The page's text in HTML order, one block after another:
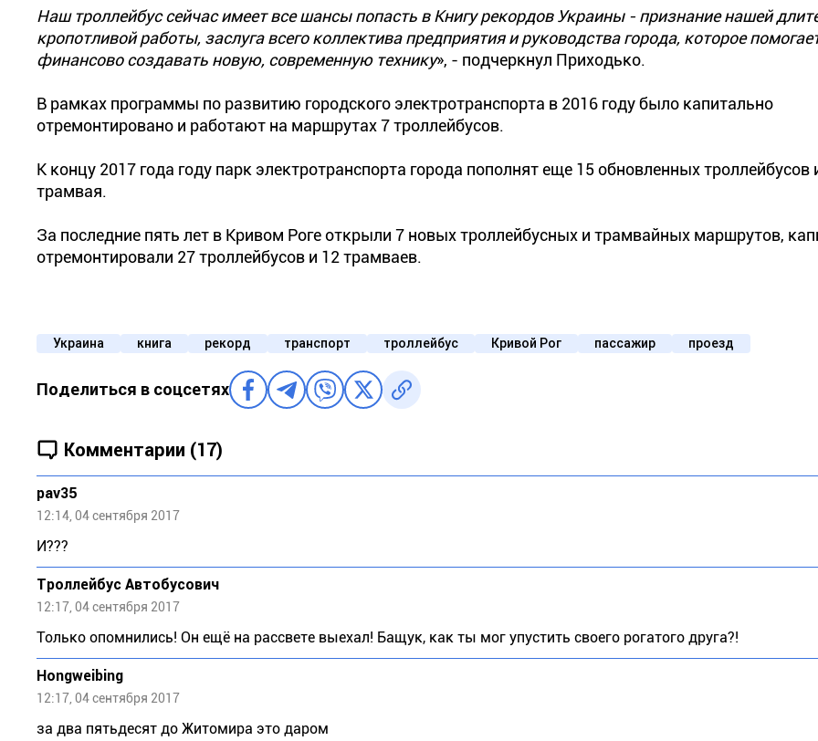
Наш троллейбус сейчас имеет все шансы попасть в Книгу рекордов Украины - признание нашей
кропотливой работы, заслуга всего коллектива предприятия и руководства города, которое
финансово создавать новую, современную технику», - подчеркнул Приходько.
В рамках программы по развитию городского электротранспорта в 2016 году было капитально
отремонтировано и работают на маршрутах 7 троллейбусов.
К концу 2017 года году парк электротранспорта города пополнят еще 15 обновленных троллейбусов
трамвая.
За последние пять лет в Кривом Роге открыли 7 новых троллейбусных и трамвайных маршрутов,
отремонтировали 27 троллейбусов и 12 трамваев.
Украина книга рекорд транспорт троллейбус Кривой Рог пассажир проезд
Поделиться в соцсетях
Комментарии (17)
pav35
12:14, 04 сентября 2017
И???
Троллейбус Автобусович
12:17, 04 сентября 2017
Только опомнились! Он ещё на рассвете выехал! Бащук, как ты мог упустить своего рогатого друга?!
Hongweibing
12:17, 04 сентября 2017
за два пятьдесят до Житомира это даром